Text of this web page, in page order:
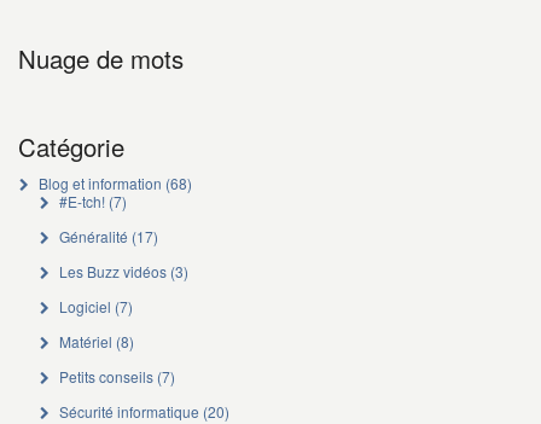
Nuage de mots
Catégorie
Blog et information (68)
#E-tch!(7)
Généralité (17)
Les Buzz vidéos(3)
Logiciel (7)
Matériel (8)
Petits conseils(7)
Sécurité informatique (20)